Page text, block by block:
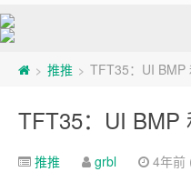
> 推推 > TFT35：UI BMP
TFT35：UI BMP
推推 grbl 4年前